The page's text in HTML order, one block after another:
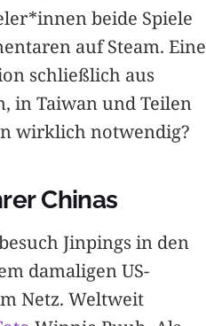
beide Spiele
auf Steam. Eine
schließlich aus
in Taiwan und Teilen
wirklich notwendig?
Chinas
Jinpings in den
damaligen US-
Netz. Weltweit